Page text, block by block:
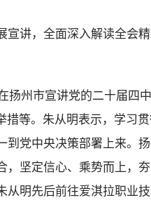
讲，全面深入解读全会
州市宣讲党的二十届四
等。朱从明表示，学习
党中央决策部署上来。
坚定信心、乘势而上，
明先后前往爱淇拉职业